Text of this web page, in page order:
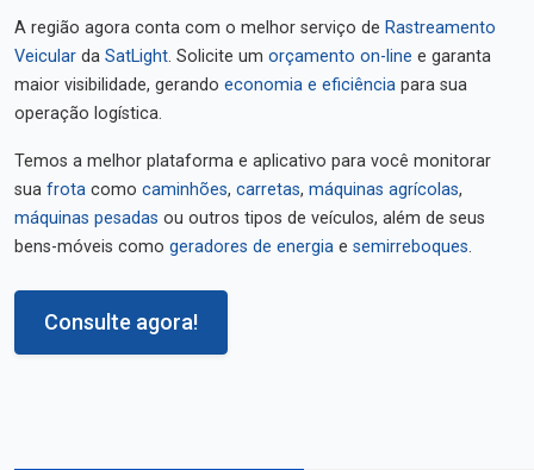
A região agora conta com o melhor serviço de Rastreamento
Veicular da SatLight. Solicite um orçamento on-line e garanta
maior visibilidade, gerando economia e eficiência para sua
operação logística.
Temos a melhor plataforma e aplicativo para você monitorar
sua frota como caminhões, carretas, máquinas agrícolas,
máquinas pesadas ou outros tipos de veículos, além de seus
bens-móveis como geradores de energia e semirreboques.
Consulte agora!